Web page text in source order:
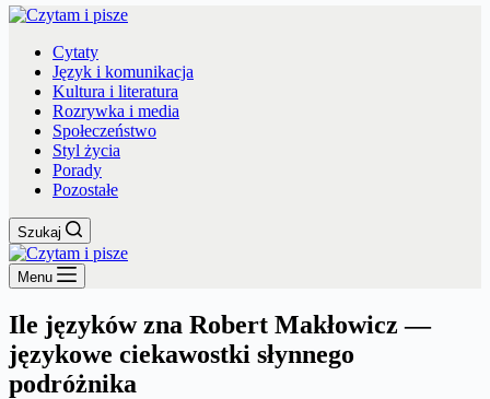
Cytaty
Język i komunikacja
Kultura i literatura
Rozrywka i media
Społeczeństwo
Styl życia
Porady
Pozostałe
Szukaj
Menu
Ile języków zna Robert Makłowicz —
językowe ciekawostki słynnego
podróżnika